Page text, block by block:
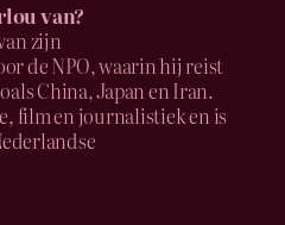
van?
zijn
de NPO, waarin hij reist
China, Japan en Iran.
film en journalistiek en is